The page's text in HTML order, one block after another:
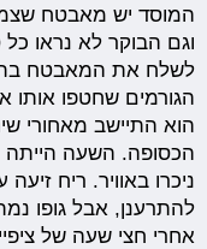
וגם הבוקר לא נראו
לשלח את המאבטח
הגורמים שחטפו
הוא התיישב מאחורי
הכסופה. השעה הייתה
ניכרו באוויר. ריח
להתרענן, אבל גופו
אחרי חצי שעה של